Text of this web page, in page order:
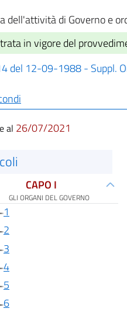
dell'attività di Governo e
in vigore del
del 12-09-1988 - Suppl.
al 26/07/2021
CAPO I
GLI ORGANI DEL GOVERNO
1
2
3
4
5
6